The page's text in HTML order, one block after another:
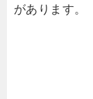
があります。